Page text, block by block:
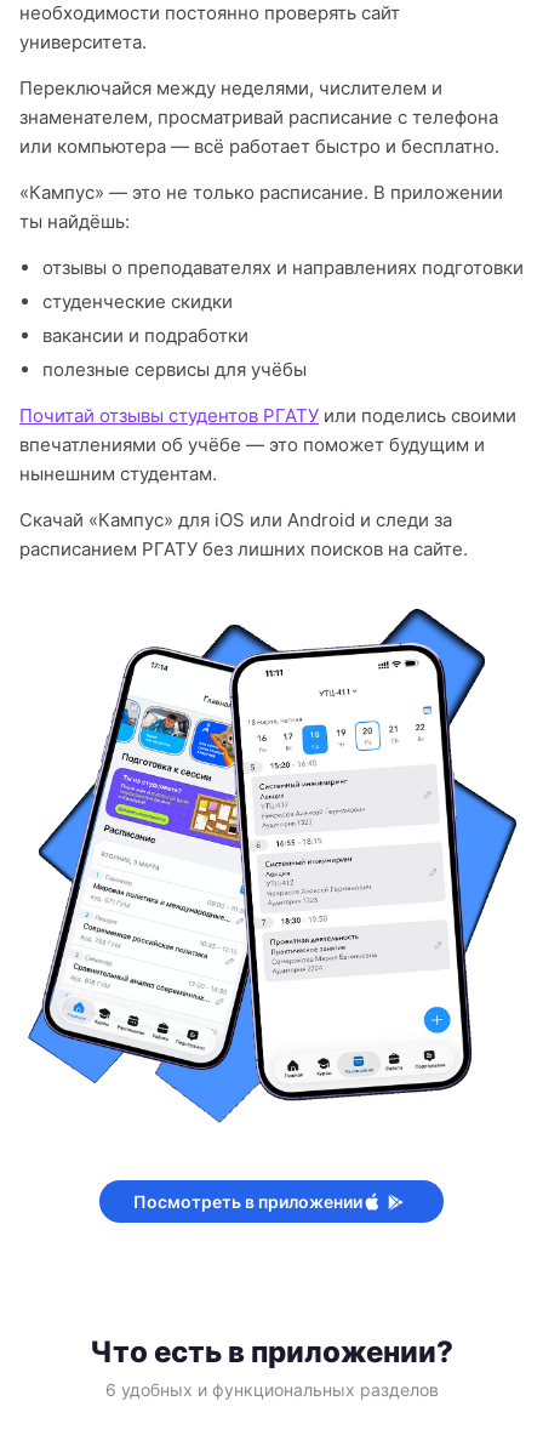
необходимости постоянно проверять сайт
университета.
Переключайся между неделями, числителем и
знаменателем, просматривай расписание с телефона
или компьютера — всё работает быстро и бесплатно.
«Кампус» — это не только расписание. В приложении
ты найдёшь:
отзывы о преподавателях и направлениях подготовки
студенческие скидки
вакансии и подработки
полезные сервисы для учёбы
Почитай отзывы студентов РГАТУ или поделись своими
впечатлениями об учёбе — это поможет будущим и
нынешним студентам.
Скачай «Кампус» для iOS или Android и следи за
расписанием РГАТУ без лишних поисков на сайте.
Посмотреть в приложении
Что есть в приложении?
6 удобных и функциональных разделов